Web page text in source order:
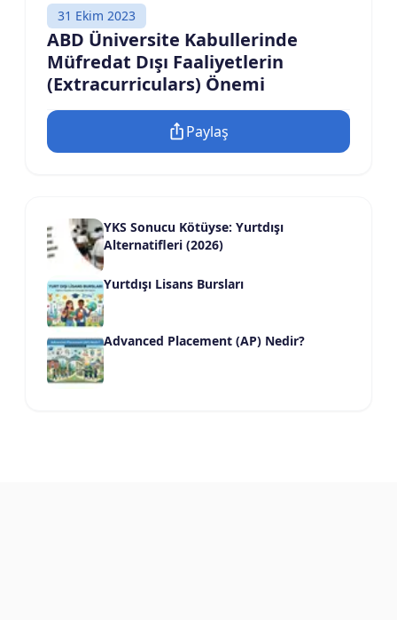
31 Ekim 2023
ABD Üniversite Kabullerinde
Müfredat Dışı Faaliyetlerin
(Extracurriculars) Önemi
Paylaş
YKS Sonucu Kötüyse: Yurtdışı
Alternatifleri (2026)
Yurtdışı Lisans Bursları
Advanced Placement (AP) Nedir?